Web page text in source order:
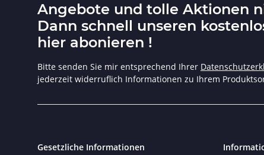
Angebote und tolle Aktionen
Dann schnell unseren
hier abonieren !
Bitte senden Sie mir entsprechend Ihrer
jederzeit widerruflich Informationen zu Ihrem
Gesetzliche Informationen